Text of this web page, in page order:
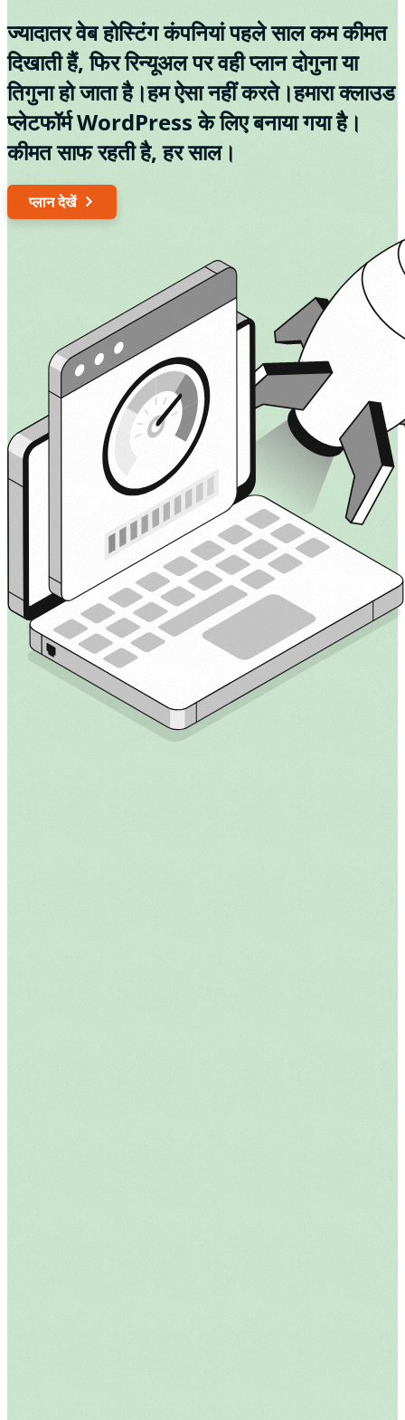
ज्यादातर वेब होस्टिंग कंपनियां पहले साल कम कीमत
दिखाती हैं, फिर रिन्यूअल पर वही प्लान दोगुना या
तिगुना हो जाता है।हम ऐसा नहीं करते।हमारा क्लाउड
प्लेटफॉर्म WordPress के लिए बनाया गया है।
कीमत साफ रहती है, हर साल।
प्लान देखें